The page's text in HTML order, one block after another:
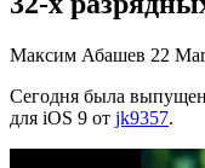
Максим Абашев 22
Сегодня была
для iOS 9 от jk9357.